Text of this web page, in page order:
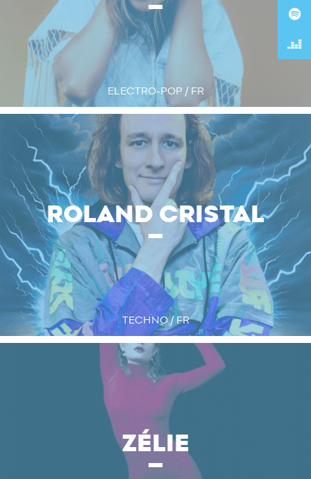
ELECTRO-POP / FR
ROLAND CRISTAL
TECHNO / FR
ZÉLIE